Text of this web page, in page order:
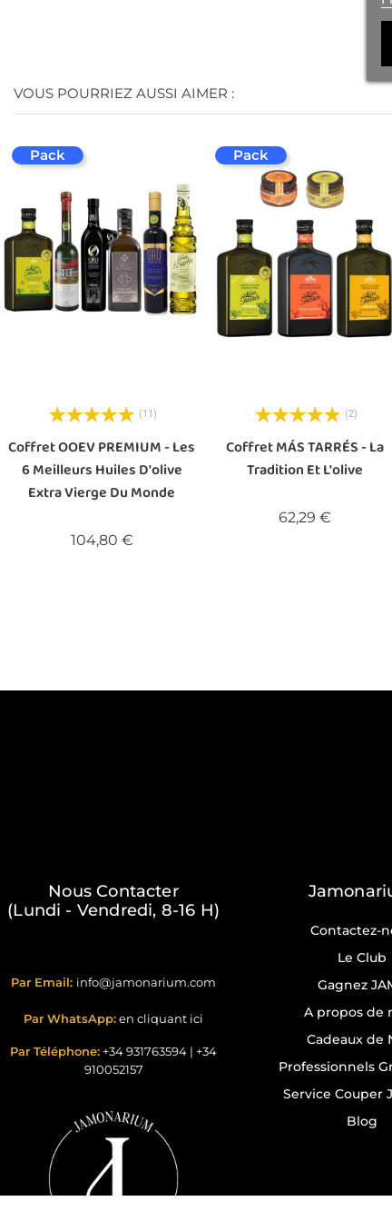
VOUS POURRIEZ AUSSI AIMER :
Pack
(11)
Coffret OOEV PREMIUM - Les
6 Meilleurs Huiles D'olive
Extra Vierge Du Monde
104,80 €Prix
Pack
(2)
Coffret MÁS TARRÉS - La
Tradition Et L'olive
62,29 €
Nous Contacter
(Lundi - Vendredi, 8-16 H)
Par Email: info@jamonarium.com
Par WhatsApp:en cliquant ici
Par Téléphone: +34 931763594 | +34
910052157
Contactez-
Le Club
Gagnez
A propos de
Cadeaux de
Professionnels
Service Couper
Blog